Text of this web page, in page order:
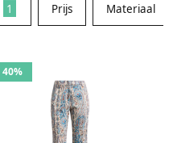
1 Prijs Materiaal
40%